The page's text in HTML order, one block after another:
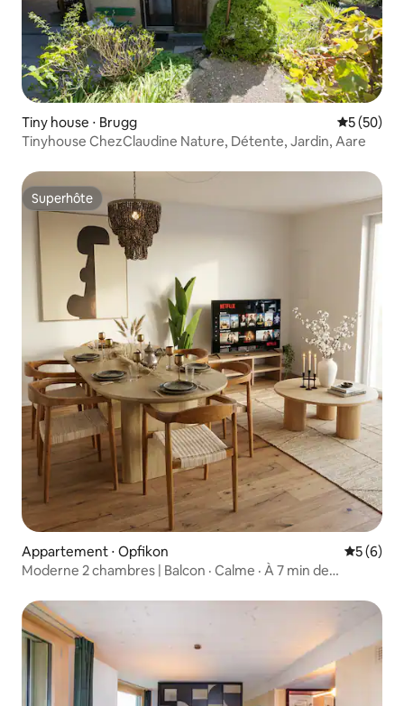
Tiny house ⋅ Brugg
5 (50)
Tinyhouse ChezClaudine Nature, Détente, Jardin, Aare
Superhôte
Superhôte
Appartement ⋅ Opfikon
5 (6)
Moderne 2 chambres | Balcon · Calme · À 7 min de